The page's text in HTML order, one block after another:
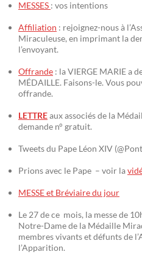
MESSES : vos intentions
Affiliation : rejoignez-nous à
Miraculeuse, en imprimant la
l’envoyant.
Offrande : la VIERGE MARIE a
MÉDAILLE. Faisons-le. Vous
offrande.
LETTREaux associés de la
demande n° gratuit.
Tweets du Pape Léon XIV
Prions avec le Pape – voir la
MESSE et Bréviaire du jour
Le 27 de ce mois, la messe de
Notre-Dame de la Médaille
membres vivants et défunts de
l’Apparition.